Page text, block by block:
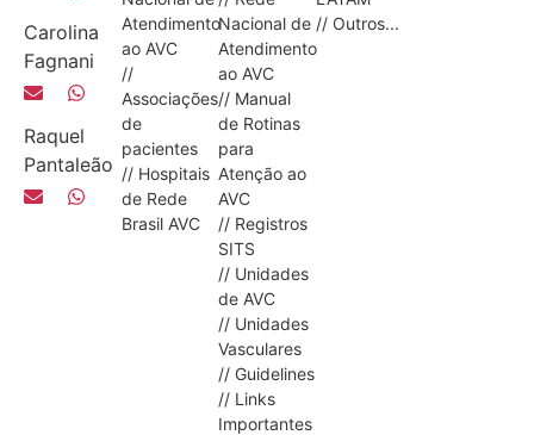
Carolina
Fagnani
Raquel
Pantaleão
Atendimento
ao AVC
//
Associações
de
pacientes
// Hospitais
de Rede
Brasil AVC
Nacional de
Atendimento
ao AVC
// Manual
de Rotinas
para
Atenção ao
AVC
// Registros
SITS
// Unidades
de AVC
// Unidades
Vasculares
// Guidelines
// Links
Importantes
// Outros...